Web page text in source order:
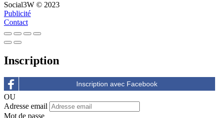
Social3W © 2023
Publicité
Contact
Inscription
OU
Adresse email
Mot de passe